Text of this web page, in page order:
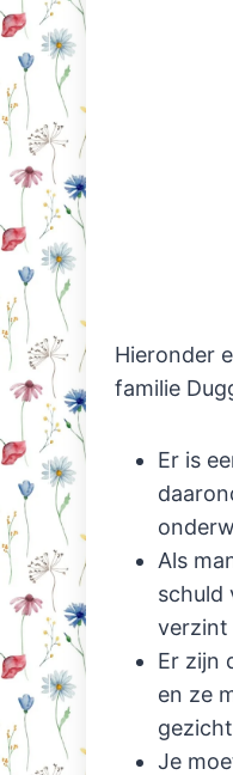
Hieronder
familie
Er is
Als
schuld
verzint
Er zijn
en ze
Je